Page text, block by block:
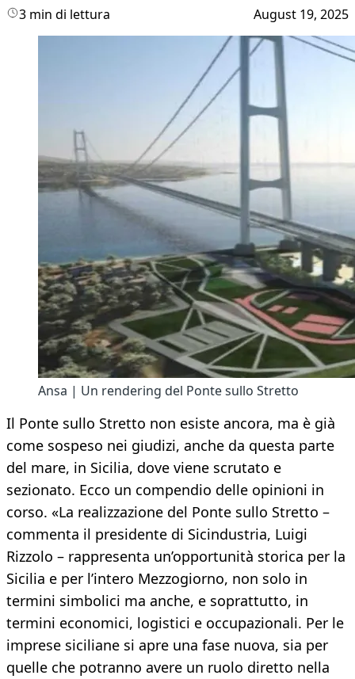
3 min di lettura August 19, 2025
Ansa | Un rendering del Ponte sullo Stretto
Il Ponte sullo Stretto non esiste ancora, ma è già
come sospeso nei giudizi, anche da questa parte
del mare, in Sicilia, dove viene scrutato e
sezionato. Ecco un compendio delle opinioni in
corso. «La realizzazione del Ponte sullo Stretto –
commenta il presidente di Sicindustria, Luigi
Rizzolo – rappresenta un’opportunità storica per la
Sicilia e per l’intero Mezzogiorno, non solo in
termini simbolici ma anche, e soprattutto, in
termini economici, logistici e occupazionali. Per le
imprese siciliane si apre una fase nuova, sia per
quelle che potranno avere un ruolo diretto nella